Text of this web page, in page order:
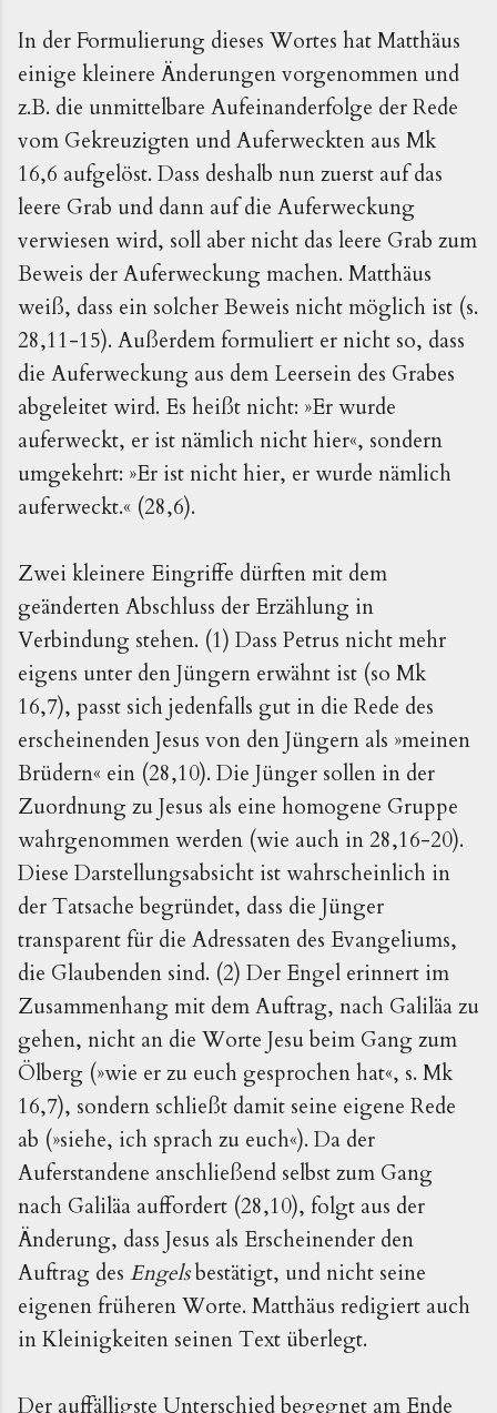
In der Formulierung dieses Wortes hat Matthäus
einige kleinere Änderungen vorgenommen und
z.B. die unmittelbare Aufeinanderfolge der Rede
vom Gekreuzigten und Auferweckten aus Mk
16,6 aufgelöst. Dass deshalb nun zuerst auf das
leere Grab und dann auf die Auferweckung
verwiesen wird, soll aber nicht das leere Grab zum
Beweis der Auferweckung machen. Matthäus
weiß, dass ein solcher Beweis nicht möglich ist (s.
28,11-15). Außerdem formuliert er nicht so, dass
die Auferweckung aus dem Leersein des Grabes
abgeleitet wird. Es heißt nicht: »Er wurde
auferweckt, er ist nämlich nicht hier«, sondern
umgekehrt: »Er ist nicht hier, er wurde nämlich
auferweckt.« (28,6).
Zwei kleinere Eingriffe dürften mit dem
geänderten Abschluss der Erzählung in
Verbindung stehen. (1) Dass Petrus nicht mehr
eigens unter den Jüngern erwähnt ist (so Mk
16,7), passt sich jedenfalls gut in die Rede des
erscheinenden Jesus von den Jüngern als »meinen
Brüdern« ein (28,10). Die Jünger sollen in der
Zuordnung zu Jesus als eine homogene Gruppe
wahrgenommen werden (wie auch in 28,16-20).
Diese Darstellungsabsicht ist wahrscheinlich in
der Tatsache begründet, dass die Jünger
transparent für die Adressaten des Evangeliums,
die Glaubenden sind. (2) Der Engel erinnert im
Zusammenhang mit dem Auftrag, nach Galiläa zu
gehen, nicht an die Worte Jesu beim Gang zum
Ölberg (»wie er zu euch gesprochen hat«, s. Mk
16,7), sondern schließt damit seine eigene Rede
ab (»siehe, ich sprach zu euch«). Da der
Auferstandene anschließend selbst zum Gang
nach Galiläa auffordert (28,10), folgt aus der
Änderung, dass Jesus als Erscheinender den
Auftrag des Engelsbestätigt, und nicht seine
eigenen früheren Worte. Matthäus redigiert auch
in Kleinigkeiten seinen Text überlegt.
Der auffälligste Unterschied begegnet am Ende